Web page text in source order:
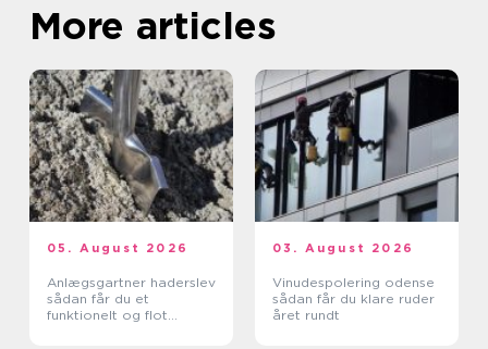
More articles
05. August 2026
Anlægsgartner haderslev
sådan får du et
funktionelt og flot
03. August 2026
Vinudespolering odense
sådan får du klare ruder
året rundt